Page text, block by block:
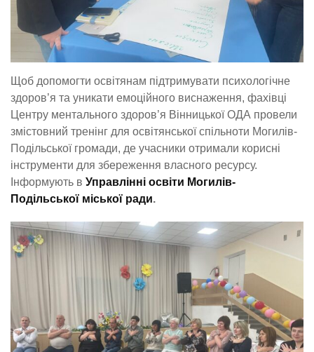
Щоб допомогти освітянам підтримувати психологічне
здоров’я та уникати емоційного виснаження, фахівці
Центру ментального здоров’я Вінницької ОДА провели
змістовний тренінг для освітянської спільноти Могилів-
Подільської громади, де учасники отримали корисні
інструменти для збереження власного ресурсу.
Інформують в Управлінні освіти Могилів-
Подільської міської ради.